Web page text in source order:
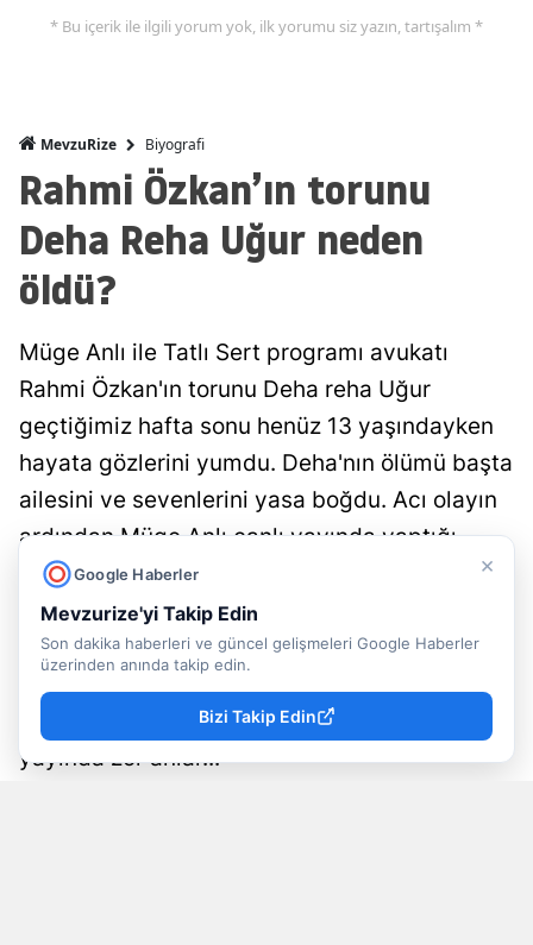
×
Google Haberler
Mevzurize'yi Takip Edin
Son dakika haberleri ve güncel gelişmeleri Google Haberler
üzerinden anında takip edin.
Bizi Takip Edin
* Bu içerik ile ilgili yorum yok, ilk yorumu siz yazın, tartışalım *
MevzuRize Biyografi
Rahmi Özkan’ın torunu
Deha Reha Uğur neden
öldü?
Müge Anlı ile Tatlı Sert programı avukatı
Rahmi Özkan'ın torunu Deha reha Uğur
geçtiğimiz hafta sonu henüz 13 yaşındayken
hayata gözlerini yumdu. Deha'nın ölümü başta
ailesini ve sevenlerini yasa boğdu. Acı olayın
ardından Müge Anlı canlı yayında yaptığı
açıklamada avukat Rahmi Özkan'a taziyelerini
iletmişti. Zor günler geçiren Özkan, bugün
tekrar programa katıldı. Peki, Rahmi Özkan'ın
yaşındaki torununun ölümünden sonra canlı
yayında zor anlar...